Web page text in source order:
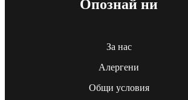
Опознай ни
За нас
Алергени
Общи условия